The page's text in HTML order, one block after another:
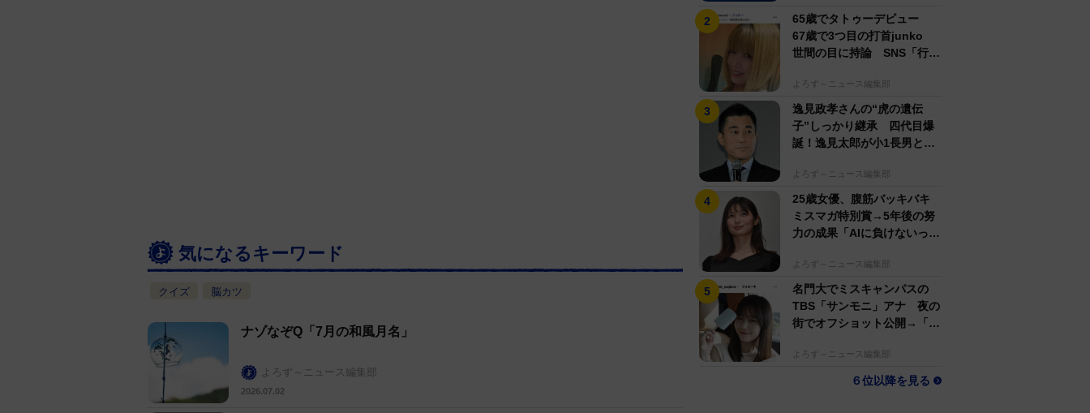
気になるキーワード
クイズ 脳カツ
ナゾなぞQ「7月の和風月名」
よろず～ニュース編集部
2026.07.02
65歳でタトゥーデビュー
67歳で3つ目の打首junko
世間の目に持論 SNS「行動
よろず～ニュース編集部
逸見政孝さんの“虎の遺伝
子”しっかり継承 四代目爆
誕！逸見太郎が小1長男とと
よろず～ニュース編集部
25歳女優、腹筋バッキバキ
ミスマガ特別賞→5年後の努
力の成果「AIに負けないっ」
よろず～ニュース編集部
名門大でミスキャンパスの
TBS「サンモニ」アナ 夜の
街でオフショット公開→「ノ
よろず～ニュース編集部
６位以降を見る